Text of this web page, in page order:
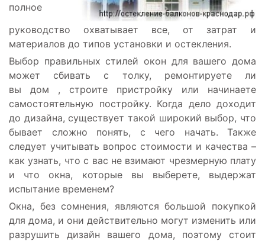
полное
руководство охватывает все, от затрат и
материалов до типов установки и остекления.
Выбор правильных стилей окон для вашего дома
может сбивать с толку, ремонтируете ли
вы дом , строите пристройку или начинаете
самостоятельную постройку. Когда дело доходит
до дизайна, существует такой широкий выбор, что
бывает сложно понять, с чего начать. Также
следует учитывать вопрос стоимости и качества –
как узнать, что с вас не взимают чрезмерную плату
и что окна, которые вы выберете, выдержат
испытание временем?
Окна, без сомнения, являются большой покупкой
для дома, и они действительно могут изменить или
разрушить дизайн вашего дома, поэтому стоит